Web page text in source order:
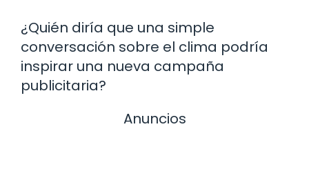
¿Quién diría que una simple
conversación sobre el clima podría
inspirar una nueva campaña
publicitaria?
Anuncios